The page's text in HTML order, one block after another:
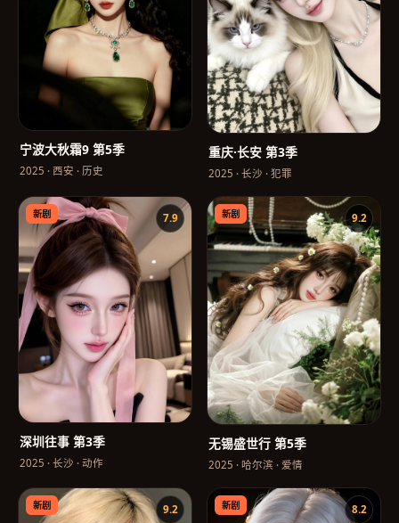
宁波大秋霜9 第5季
2025 · 西安 · 历史
重庆·长安 第3季
2025 · 长沙 · 犯罪
新剧 7.9
深圳往事 第3季
2025 · 长沙 · 动作
新剧 9.2
无锡盛世行 第5季
2025 · 哈尔滨 · 爱情
新剧 9.2 新剧 8.2